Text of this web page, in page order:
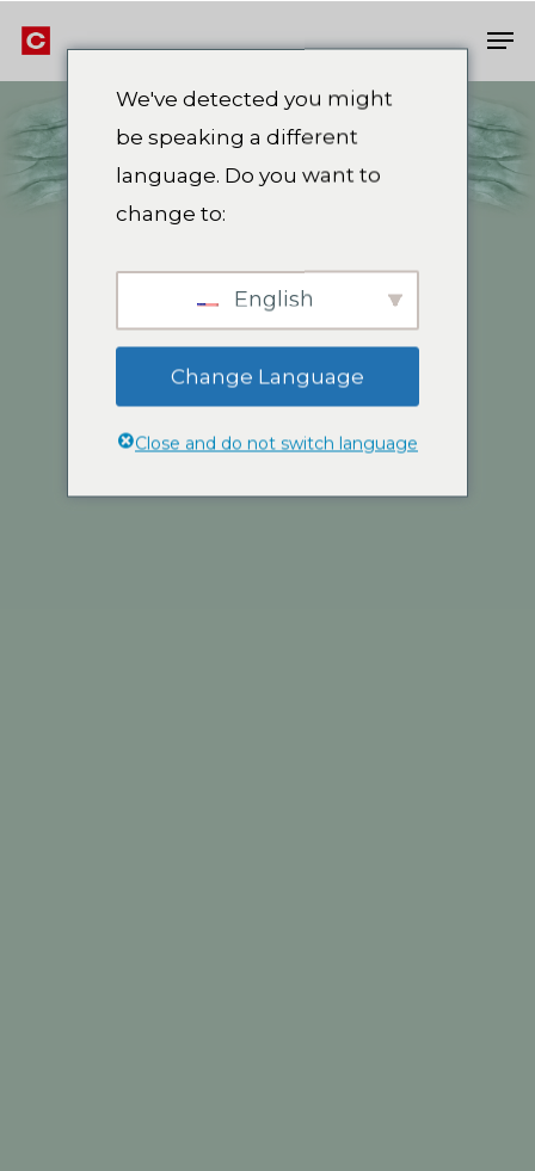
content
Close
Menu
We've detected you might
be speaking a different
language. Do you want to
change to:
English
Change Language
Close and do not switch language